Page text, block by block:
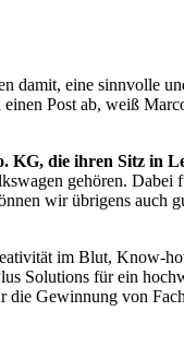
damit, eine sinnvolle
Post ab, weiß
KG, die ihren Sitz in
gehören. Dabei
wir übrigens auch
im Blut, Know-
Solutions für ein
Gewinnung von